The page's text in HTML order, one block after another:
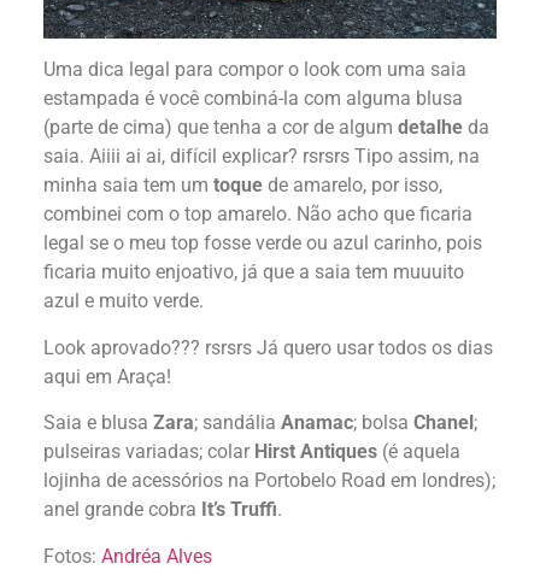
Uma dica legal para compor o look com uma saia
estampada é você combiná-la com alguma blusa
(parte de cima) que tenha a cor de algum detalhe da
saia. Aiiii ai ai, difícil explicar? rsrsrs Tipo assim, na
minha saia tem um toque de amarelo, por isso,
combinei com o top amarelo. Não acho que ficaria
legal se o meu top fosse verde ou azul carinho, pois
ficaria muito enjoativo, já que a saia tem muuuito
azul e muito verde.
Look aprovado??? rsrsrs Já quero usar todos os dias
aqui em Araça!
Saia e blusa Zara; sandália Anamac; bolsa Chanel;
pulseiras variadas; colar Hirst Antiques (é aquela
lojinha de acessórios na Portobelo Road em londres);
anel grande cobra It’s Truffi.
Fotos: Andréa Alves